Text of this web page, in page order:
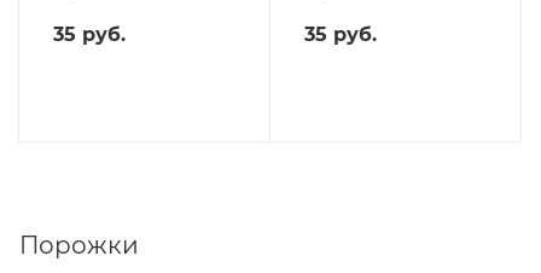
35 руб. 35 руб.
Порожки